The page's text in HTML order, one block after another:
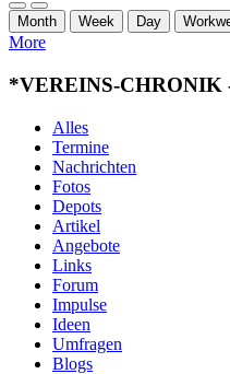
Month Week Day
More
*VEREINS-CHRONIK -
Alles
Termine
Nachrichten
Fotos
Depots
Artikel
Angebote
Links
Forum
Impulse
Ideen
Umfragen
Blogs